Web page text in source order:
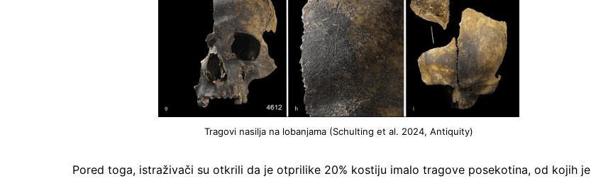
Tragovi nasilja na lobanjama (Schulting et al. 2024, Antiquity)
Pored toga, istraživači su otkrili da je otprilike 20% kostiju imalo tragove posekotina, od kojih je